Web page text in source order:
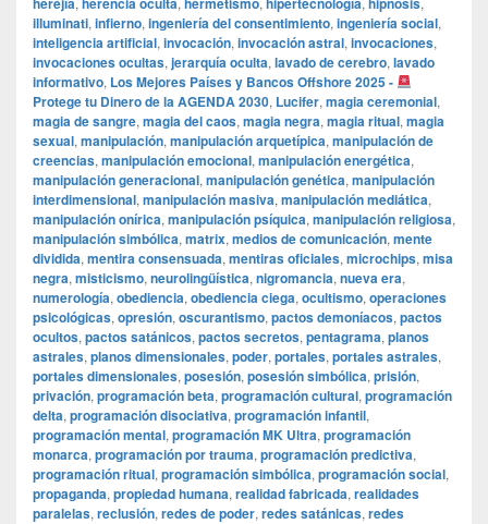
illuminati, infierno, ingeniería del consentimiento, ingeniería social,
inteligencia artificial, invocación, invocación astral, invocaciones,
invocaciones ocultas, jerarquía oculta, lavado de cerebro, lavado
informativo, Los Mejores Países y Bancos Offshore 2025 -
Protege tu Dinero de la AGENDA 2030, Lucifer, magia ceremonial,
magia de sangre, magia del caos, magia negra, magia ritual, magia
sexual, manipulación, manipulación arquetípica, manipulación de
creencias, manipulación emocional, manipulación energética,
manipulación generacional, manipulación genética, manipulación
interdimensional, manipulación masiva, manipulación mediática,
manipulación onírica, manipulación psíquica, manipulación religiosa,
manipulación simbólica, matrix, medios de comunicación, mente
dividida, mentira consensuada, mentiras oficiales, microchips, misa
negra, misticismo, neurolingüística, nigromancia, nueva era,
numerología, obediencia, obediencia ciega, ocultismo, operaciones
psicológicas, opresión, oscurantismo, pactos demoníacos, pactos
ocultos, pactos satánicos, pactos secretos, pentagrama, planos
astrales, planos dimensionales, poder, portales, portales astrales,
portales dimensionales, posesión, posesión simbólica, prisión,
privación, programación beta, programación cultural, programación
delta, programación disociativa, programación infantil,
programación mental, programación MK Ultra, programación
monarca, programación por trauma, programación predictiva,
programación ritual, programación simbólica, programación social,
propaganda, propiedad humana, realidad fabricada, realidades
paralelas, reclusión, redes de poder, redes satánicas, redes